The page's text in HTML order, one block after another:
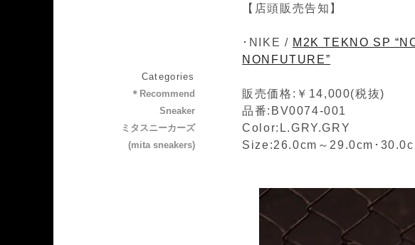
【店頭販売告知】
･NIKE / M2K TEKNO SP
NONFUTURE”
販売価格:￥14,000(税抜)
品番:BV0074-001
Color:L.GRY.GRY
Size:26.0cm～29.0cm･
Categories
＊Recommend
Sneaker
ミタスニーカーズ
(mita sneakers)